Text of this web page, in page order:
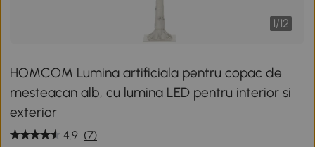
1/12
HOMCOM Lumina artificiala pentru copac de
mesteacan alb, cu lumina LED pentru interior si
exterior
4.9 (7)